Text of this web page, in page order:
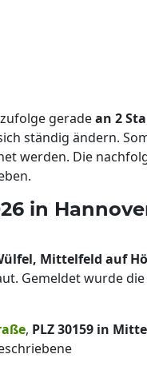
geradean 2
ständig ändern.
werden. Die
in
Mittelfeld auf
Gemeldet wurde
, PLZ 30159 in Mitte